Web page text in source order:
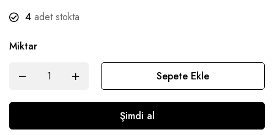
4 adet stokta
Miktar
Sepete Ekle
Şimdi al